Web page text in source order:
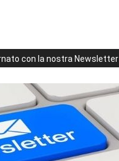
con la nostra Newsletter